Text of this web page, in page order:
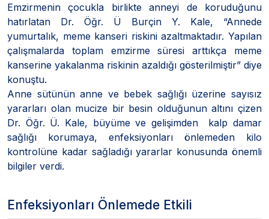
Emzirmenin çocukla birlikte anneyi de koruduğunu
hatırlatan Dr. Öğr. Ü Burçin Y. Kale, “Annede
yumurtalık, meme kanseri riskini azaltmaktadır. Yapılan
çalışmalarda toplam emzirme süresi arttıkça meme
kanserine yakalanma riskinin azaldığı gösterilmiştir” diye
konuştu.
Anne sütünün anne ve bebek sağlığı üzerine sayısız
yararları olan mucize bir besin olduğunun altını çizen
Dr. Öğr. Ü. Kale, büyüme ve gelişimden kalp damar
sağlığı korumaya, enfeksiyonları önlemeden kilo
kontrolüne kadar sağladığı yararlar konusunda önemli
bilgiler verdi.
Enfeksiyonları Önlemede Etkili